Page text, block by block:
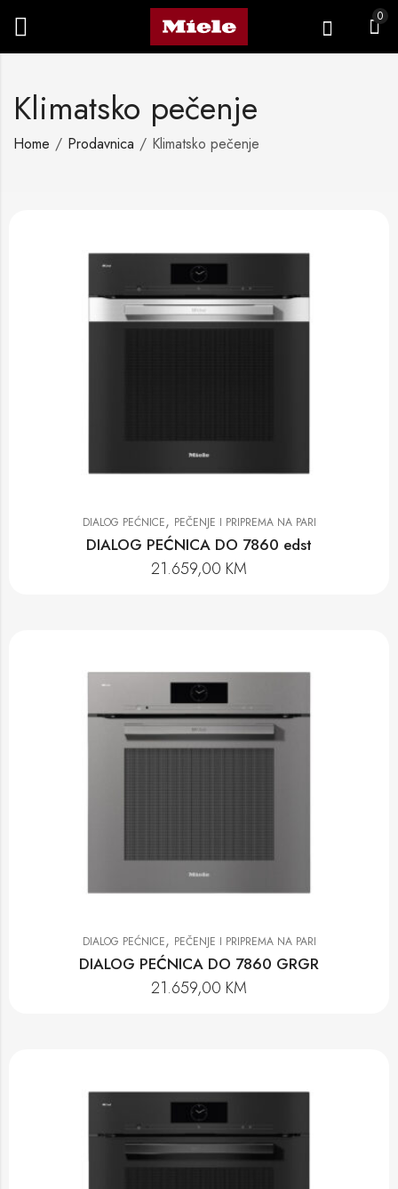
0
Klimatsko pečenje
Home Prodavnica Klimatsko pečenje
DIALOG PEĆNICE, PEČENJE I PRIPREMA NA PARI
DIALOG PEĆNICA DO 7860 edst
21.659,00 KM
DIALOG PEĆNICE, PEČENJE I PRIPREMA NA PARI
DIALOG PEĆNICA DO 7860 GRGR
21.659,00 KM